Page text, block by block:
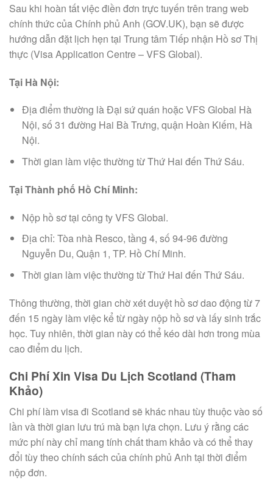
Sau khi hoàn tất việc điền đơn trực tuyến trên trang web
chính thức của Chính phủ Anh (GOV.UK), bạn sẽ được
hướng dẫn đặt lịch hẹn tại Trung tâm Tiếp nhận Hồ sơ Thị
thực (Visa Application Centre – VFS Global).
Tại Hà Nội:
Địa điểm thường là Đại sứ quán hoặc VFS Global Hà
Nội, số 31 đường Hai Bà Trưng, quận Hoàn Kiếm, Hà
Nội.
Thời gian làm việc thường từ Thứ Hai đến Thứ Sáu.
Tại Thành phố Hồ Chí Minh:
Nộp hồ sơ tại công ty VFS Global.
Địa chỉ: Tòa nhà Resco, tầng 4, số 94-96 đường
Nguyễn Du, Quận 1, TP. Hồ Chí Minh.
Thời gian làm việc thường từ Thứ Hai đến Thứ Sáu.
Thông thường, thời gian chờ xét duyệt hồ sơ dao động từ 7
đến 15 ngày làm việc kể từ ngày nộp hồ sơ và lấy sinh trắc
học. Tuy nhiên, thời gian này có thể kéo dài hơn trong mùa
cao điểm du lịch.
Chi Phí Xin Visa Du Lịch Scotland (Tham
Khảo)
Chi phí làm visa đi Scotland sẽ khác nhau tùy thuộc vào số
lần và thời gian lưu trú mà bạn lựa chọn. Lưu ý rằng các
mức phí này chỉ mang tính chất tham khảo và có thể thay
đổi tùy theo chính sách của chính phủ Anh tại thời điểm
nộp đơn.